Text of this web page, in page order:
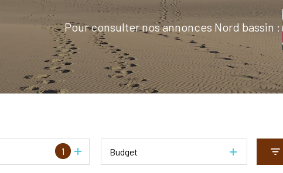
Pour consulter nos annonces Nord bassin :
1 Budget